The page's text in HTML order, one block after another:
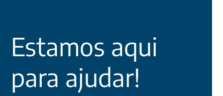
Estamos aqui
para ajudar!